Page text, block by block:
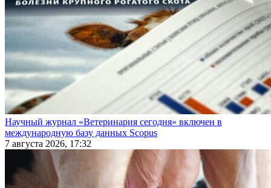
Научный журнал «Ветеринария сегодня» включен в
международную базу данных Scopus
7 августа 2026, 17:32